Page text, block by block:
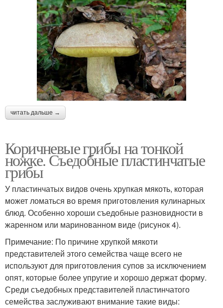
читать дальше →
Коричневые грибы на тонкой
ножке. Съедобные пластинчатые
грибы
У пластинчатых видов очень хрупкая мякоть, которая
может ломаться во время приготовления кулинарных
блюд. Особенно хороши съедобные разновидности в
жаренном или маринованном виде (рисунок 4).
Примечание: По причине хрупкой мякоти
представителей этого семейства чаще всего не
используют для приготовления супов за исключением
опят, которые более упругие и хорошо держат форму.
Среди съедобных представителей пластинчатого
семейства заслуживают внимание такие виды: